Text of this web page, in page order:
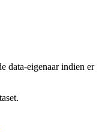
data-eigenaar indien er